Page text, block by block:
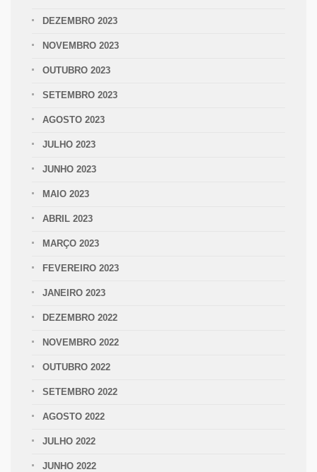
DEZEMBRO 2023
NOVEMBRO 2023
OUTUBRO 2023
SETEMBRO 2023
AGOSTO 2023
JULHO 2023
JUNHO 2023
MAIO 2023
ABRIL 2023
MARÇO 2023
FEVEREIRO 2023
JANEIRO 2023
DEZEMBRO 2022
NOVEMBRO 2022
OUTUBRO 2022
SETEMBRO 2022
AGOSTO 2022
JULHO 2022
JUNHO 2022